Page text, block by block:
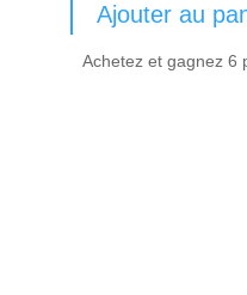
Ajouter au
Achetez et gagnez 6